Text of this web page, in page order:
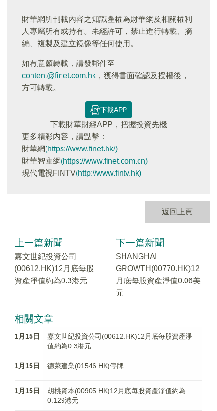
財華網所刊載內容之知識產權為財華網及相關權利
人專屬所有或持有。未經許可，禁止進行轉載、摘
編、複製及建立鏡像等任何使用。
如有意願轉載，請發郵件至
content@finet.com.hk ，獲得書面確認及授權後，
方可轉載。
下載APP
下載財華財經APP，把握投資先機
更多精彩内容，請點擊：
財華網(https://www.finet.hk/)
財華智庫網(https://www.finet.com.cn)
現代電視FINTV(http://www.fintv.hk)
返回上頁
上一篇新聞
嘉文世紀投資公司
(00612.HK)12月底每股
資產淨值約為0.3港元
下一篇新聞
SHANGHAI
GROWTH(00770.HK)12
月底每股資產淨值0.06美
元
相關文章
1月15日
嘉文世紀投資公司(00612.HK)12月底每股資產淨
值約為0.3港元
1月15日 德萊建業(01546.HK)停牌
1月15日
胡桃資本(00905.HK)12月底每股資產淨值約為
0.129港元